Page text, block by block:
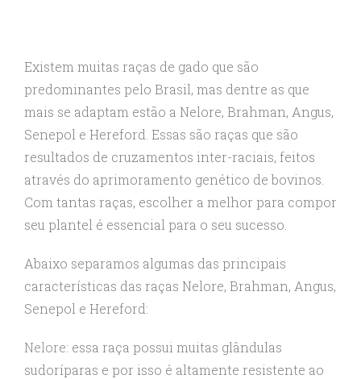
Existem muitas raças de gado que são
predominantes pelo Brasil, mas dentre as que
mais se adaptam estão a Nelore, Brahman, Angus,
Senepol e Hereford. Essas são raças que são
resultados de cruzamentos inter-raciais, feitos
através do aprimoramento genético de bovinos.
Com tantas raças, escolher a melhor para compor
seu plantel é essencial para o seu sucesso.
Abaixo separamos algumas das principais
características das raças Nelore, Brahman, Angus,
Senepol e Hereford:
Nelore: essa raça possui muitas glândulas
sudoríparas e por isso é altamente resistente ao